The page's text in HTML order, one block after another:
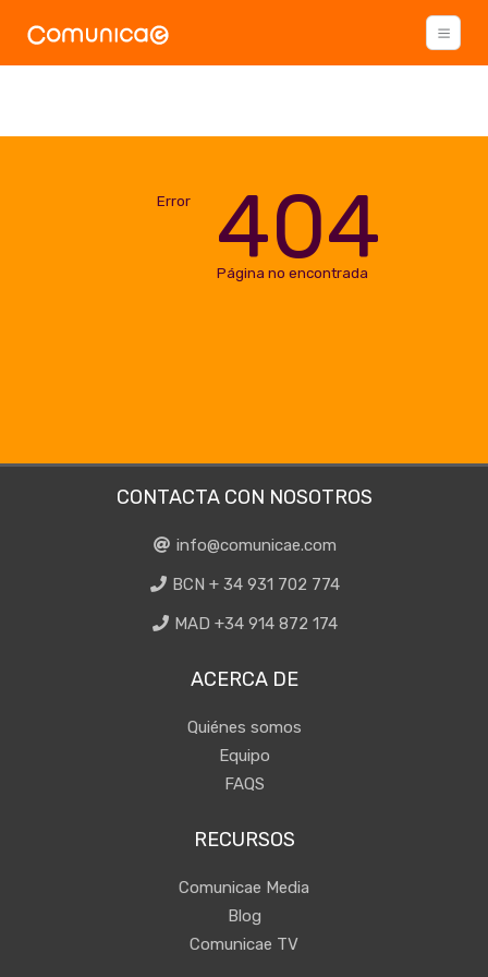
Error 404
Página no encontrada
CONTACTA CON NOSOTROS
info@comunicae.com
BCN + 34 931 702 774
MAD +34 914 872 174
ACERCA DE
Quiénes somos
Equipo
FAQS
RECURSOS
Comunicae Media
Blog
Comunicae TV